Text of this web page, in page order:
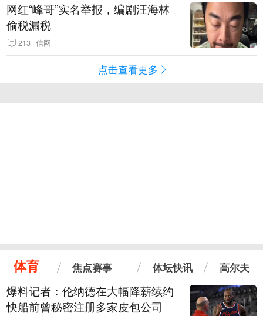
网红“峰哥”实名举报，编剧汪海林
偷税漏税
213 信网
点击查看更多
体育 焦点赛事 体坛快讯 高尔夫
爆料记者：伦纳德在大幅降薪续约
快船前曾秘密注册多家皮包公司